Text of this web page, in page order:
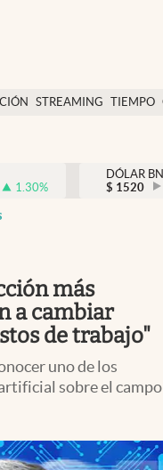
STREAMING TIEMPO
1.30%
DÓLAR
$ 1520
más
a cambiar
de trabajo"
uno de los
sobre el campo